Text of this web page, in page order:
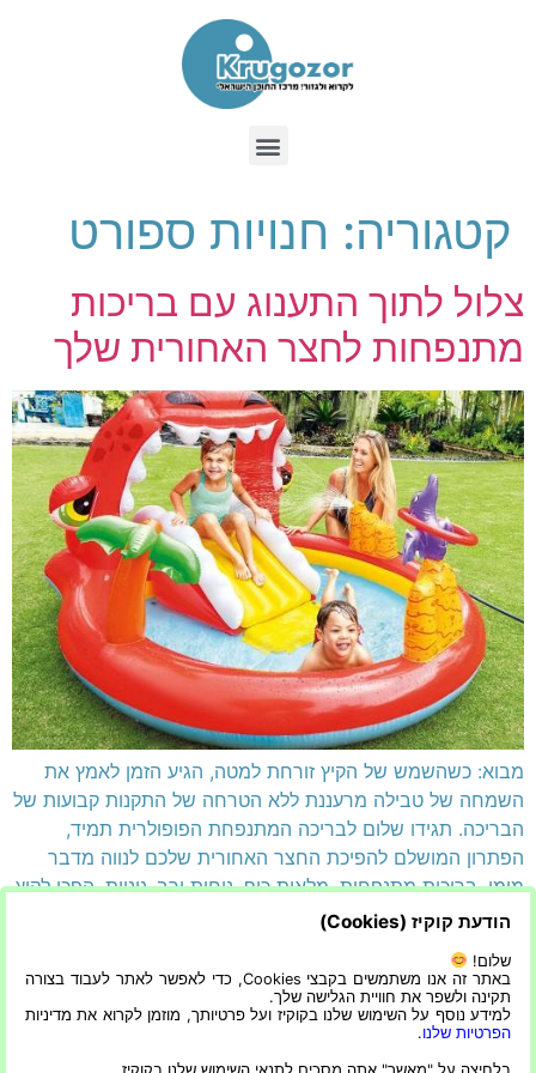
קטגוריה: חנויות ספורט
צלול לתוך התענוג עם בריכות
מתנפחות לחצר האחורית שלך
מבוא: כשהשמש של הקיץ זורחת למטה, הגיע הזמן לאמץ את
השמחה של טבילה מרעננת ללא הטרחה של התקנות קבועות של
הבריכה. תגידו שלום לבריכה המתנפחת הפופולרית תמיד,
הפתרון המושלם להפיכת החצר האחורית שלכם לנווה מדבר
מימי. בריכות מתנפחות, מלאות כיף, נוחות ורב-גוניות, הפכו לקיץ
מבוקש חיוני עבור משפחות ויחידים כאחד. במאמר זה, נחקור
הצהרת נגישות
הודעת קוקיז (Cookies)
שלום!
באתר זה אנו משתמשים בקבצי Cookies, כדי לאפשר לאתר לעבוד בצורה
תקינה ולשפר את חוויית הגלישה שלך.
למידע נוסף על השימוש שלנו בקוקיז ועל פרטיותך, מוזמן לקרוא את מדיניות
הפרטיות שלנו.